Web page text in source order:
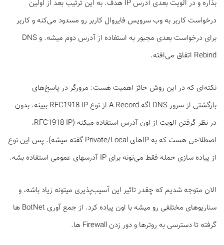
بذاره و در الویت بعدی آدرس IP هدف. به این ترتیب بعد از اولین
درخواست کاربر به وب ­سرویس فایروال کاربر رو مسدود می‌کنه و کاربر
برای درخواست بعدی مجبور به استفاده از آدرس دوم میشه. و DNS
Rebind اتفاق می‌افته.
نکته‌ای که در این روش حائز اهمیت هست: مرورگر در پاسخ‌های
بازگشتی از سرور DNS اگه A Record از نوع RFC1918 IP ببینه. بدون
در نظر گرفتن الویت از اون آدرس استفاده می­کنه (RFC1918 IP،
اصطلاحی هست که به IPهای Private/Local گفته میشه). پس این نوع
از پیاده سازی حمله فقط می‌تونه برای IP آدرس­های عمومی استفاده بشه.
الان متوجه شدیم که چقدر تاثیر این آسیب‌پذیری میتونه زیاد باشه، و
سناریوهای مختلفی رو میشه با اون پیاده کرد. از جمع­ آوری BotNet ها
گرفته تا دسترسی به روترها و دور زدن Firewall ها.